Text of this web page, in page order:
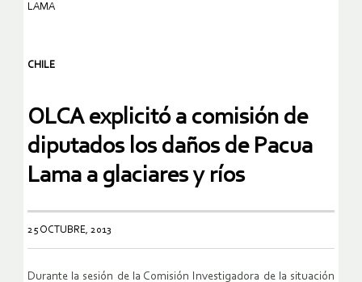
LAMA
CHILE
OLCA explicitó a comisión de
diputados los daños de Pacua
Lama a glaciares y ríos
25 OCTUBRE, 2013
Durante la sesión de la Comisión Investigadora de la situación